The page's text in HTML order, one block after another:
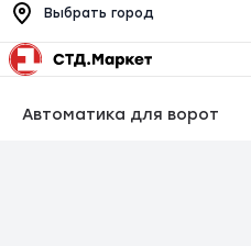
Выбрать город
Автоматика для ворот